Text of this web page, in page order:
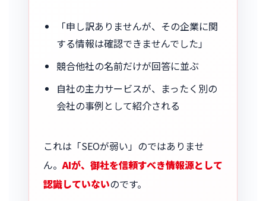
「申し訳ありませんが、その企業に関
する情報は確認できませんでした」
競合他社の名前だけが回答に並ぶ
自社の主力サービスが、まったく別の
会社の事例として紹介される
これは「SEOが弱い」のではありませ
ん。AIが、御社を信頼すべき情報源として
認識していないのです。